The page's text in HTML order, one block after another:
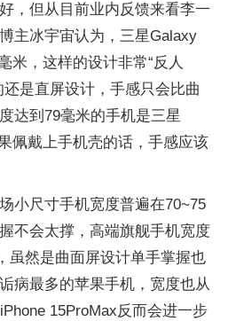
，但从目前业内反馈来看李一
主冰宇宙认为，三星Galaxy
米，这样的设计非常“反人
是直屏设计，手感只会比曲
达到79毫米的手机是三星
佩戴上手机壳的话，手感应该
小尺寸手机宽度普遍在70~75
不会太撑，高端旗舰手机宽度
虽然是曲面屏设计单手掌握也
病最多的苹果手机，宽度也从
15ProMax反而会进一步